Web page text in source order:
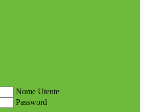
Nome Utente
Password